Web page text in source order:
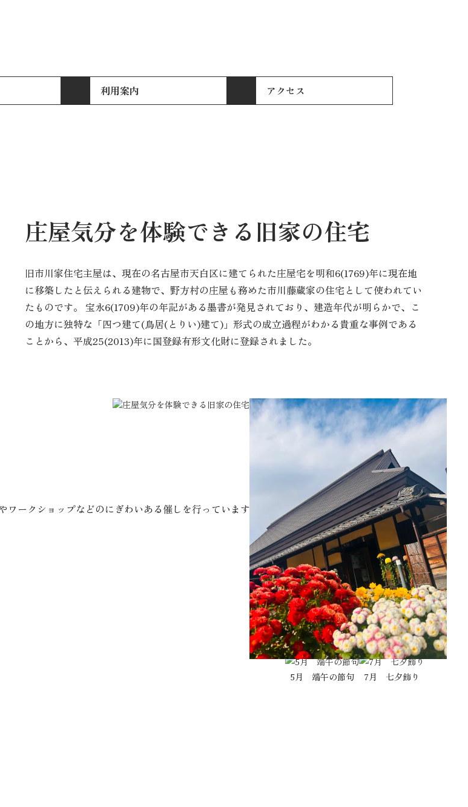
利用案内 アクセス
庄屋気分を体験できる 旧家の住宅
旧市川家住宅主屋は、現在の名古屋市天白区に建てられた庄屋宅を明和6(1769)年に現在地
に移築したと伝えられる建物で、野方村の庄屋も務めた市川藤蔵家の住宅として使われてい
たものです。 宝永6(1709)年の年記がある墨書が発見されており、建造年代が明らかで、こ
の地方に独特な「四つ建て(鳥居(とりい)建て)」形式の成立過程がわかる貴重な事例である
ことから、平成25(2013)年に国登録有形文化財に登録されました。
ークショップなどのにぎわいある催しを行っています。 季節の移ろいと共に楽しめる点も、
5月 端午の節句 7月 七夕飾り